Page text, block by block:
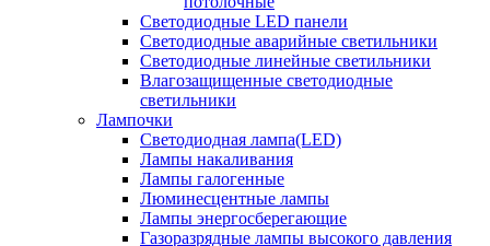
Светодиодные LED панели
Светодиодные аварийные светильники
Светодиодные линейные светильники
Влагозащищенные светодиодные
светильники
Лампочки
Светодиодная лампа(LED)
Лампы накаливания
Лампы галогенные
Люминесцентные лампы
Лампы энергосберегающие
Газоразрядные лампы высокого давления